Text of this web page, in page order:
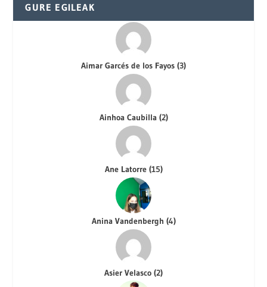
GURE EGILEAK
Aimar Garcés de los Fayos (3)
Ainhoa Caubilla (2)
Ane Latorre (15)
Anina Vandenbergh (4)
Asier Velasco (2)